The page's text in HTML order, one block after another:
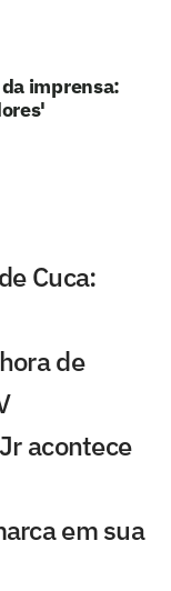
imprensa:
Cuca:
de
acontece
em sua